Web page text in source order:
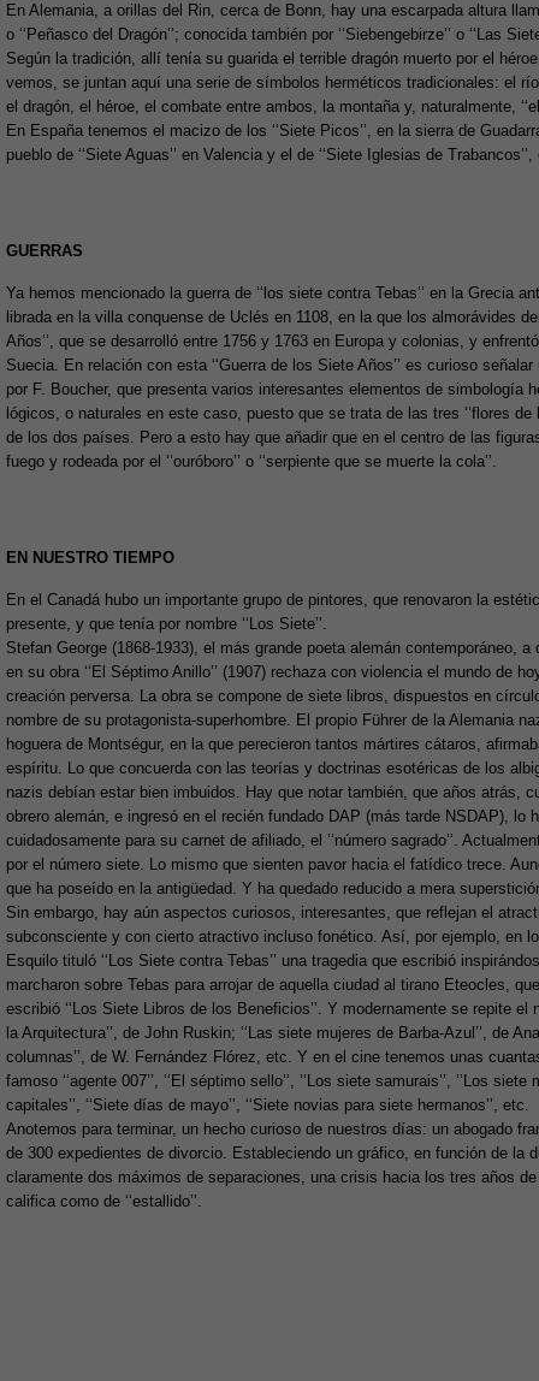
En Alemania, a orillas del Rin, cerca de Bonn, hay una escarpada altura
o ‘‘Peñasco del Dragón’’; conocida también por ‘‘Siebengebirze’’ o ‘‘Las
Según la tradición, allí tenía su guarida el terrible dragón muerto por el
vemos, se juntan aquí una serie de símbolos herméticos tradicionales: el
el dragón, el héroe, el combate entre ambos, la montaña y, naturalmente,
En España tenemos el macizo de los ‘‘Siete Picos’’, en la sierra de
pueblo de ‘‘Siete Aguas’’ en Valencia y el de ‘‘Siete Iglesias de
GUERRAS
Ya hemos mencionado la guerra de ‘‘los siete contra Tebas’’ en la Grecia
librada en la villa conquense de Uclés en 1108, en la que los almorávides
Años’’, que se desarrolló entre 1756 y 1763 en Europa y colonias, y
Suecia. En relación con esta ‘‘Guerra de los Siete Años’’ es curioso
por F. Boucher, que presenta varios interesantes elementos de
lógicos, o naturales en este caso, puesto que se trata de las tres ‘‘flores de
de los dos países. Pero a esto hay que añadir que en el centro de las
fuego y rodeada por el ‘‘ouróboro’’ o ‘‘serpiente que se muerte la cola’’.
EN NUESTRO TIEMPO
En el Canadá hubo un importante grupo de pintores, que renovaron la
presente, y que tenía por nombre ‘‘Los Siete’’.
Stefan George (1868-1933), el más grande poeta alemán contemporáneo,
en su obra ‘‘El Séptimo Anillo’’ (1907) rechaza con violencia el mundo
creación perversa. La obra se compone de siete libros, dispuestos en
nombre de su protagonista-superhombre. El propio Führer de la Alemania
hoguera de Montségur, en la que perecieron tantos mártires cátaros,
espíritu. Lo que concuerda con las teorías y doctrinas esotéricas de los
nazis debían estar bien imbuidos. Hay que notar también, que años atrás,
obrero alemán, e ingresó en el recién fundado DAP (más tarde NSDAP), lo
cuidadosamente para su carnet de afiliado, el ‘‘número sagrado’’.
por el número siete. Lo mismo que sienten pavor hacia el fatídico trece.
que ha poseído en la antigüedad. Y ha quedado reducido a mera
Sin embargo, hay aún aspectos curiosos, interesantes, que reflejan el
subconsciente y con cierto atractivo incluso fonético. Así, por ejemplo, en
Esquilo tituló ‘‘Los Siete contra Tebas’’ una tragedia que escribió
marcharon sobre Tebas para arrojar de aquella ciudad al tirano Eteocles,
escribió ‘‘Los Siete Libros de los Beneficios’’. Y modernamente se repite
la Arquitectura’’, de John Ruskin; ‘‘Las siete mujeres de Barba-Azul’’, de
columnas’’, de W. Fernández Flórez, etc. Y en el cine tenemos unas
famoso ‘‘agente 007’’, ‘‘El séptimo sello’’, ‘‘Los siete samurais’’, ‘‘Los
capitales’’, ‘‘Siete días de mayo’’, ‘‘Siete novias para siete hermanos’’, etc.
Anotemos para terminar, un hecho curioso de nuestros días: un abogado
de 300 expedientes de divorcio. Estableciendo un gráfico, en función de la
claramente dos máximos de separaciones, una crisis hacia los tres años
califica como de ‘‘estallido’’.